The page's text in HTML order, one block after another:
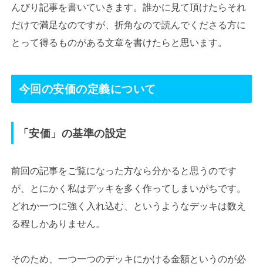
んびり記事を書いていきます。誰かに見て頂けたらそれ
だけで満足なのですが、折角なので読んでくださる方に
とって得るものがある文章を書けたらと思います。
今回の安価の定義について
「安価」の基準の設定
前回の記事をご覧になった方なら分かると思うのです
が、とにかく私はデッキを多く作ってしまいがちです。
どれか一つに強く入れ込む、というようなデッキは数え
る程しかありません。
そのため、一つ一つのデッキにかける金額というのが必